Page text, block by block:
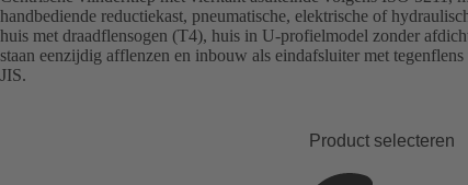
handbediende reductiekast, pneumatische, elektrische of
huis met draadflensogen (T4), huis in U-profielmodel zonder
staan eenzijdig afflenzen en inbouw als eindafsluiter met
JIS.
Product selecteren